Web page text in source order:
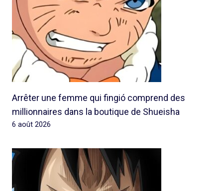
Arrêter une femme qui fingió comprend des
millionnaires dans la boutique de Shueisha
6 août 2026